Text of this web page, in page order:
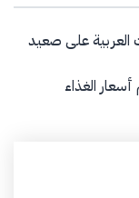
على صعيد
الغذاء